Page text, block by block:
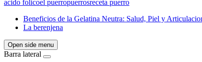
acido folicoel puerropuerrosreceta puerro
Beneficios de la Gelatina Neutra: Salud, Piel y
La berenjena
Open side menu
Barra lateral